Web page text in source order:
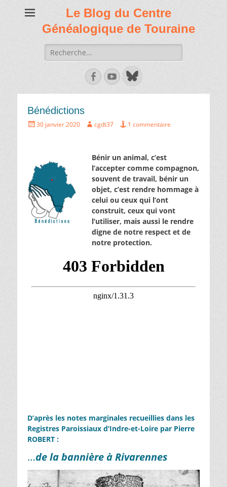
Le Blog du Centre
Généalogique de Touraine
Recherche
de:
Facebook
Youtube
Bénédictions
Écrit30 janvier 2020 Auteur
cgdt37 1 commentaire
Bénir un animal, c’est
l’accepter comme compagnon,
souvent de travail, bénir un
objet, c’est rendre hommage à
celui ou ceux qui l’ont
construit, ceux qui vont
l’utiliser, mais aussi le rendre
digne de notre respect et de
notre protection.
D’après les notes marginales recueillies dans les
Registres Paroissiaux d’Indre-et-Loire par Pierre
ROBERT :
…de la bannière à Rivarennes